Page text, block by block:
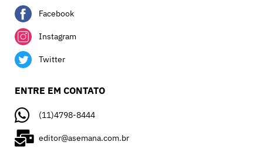
Facebook
Instagram
Twitter
ENTRE EM CONTATO
(11)4798-8444
editor@asemana.com.br